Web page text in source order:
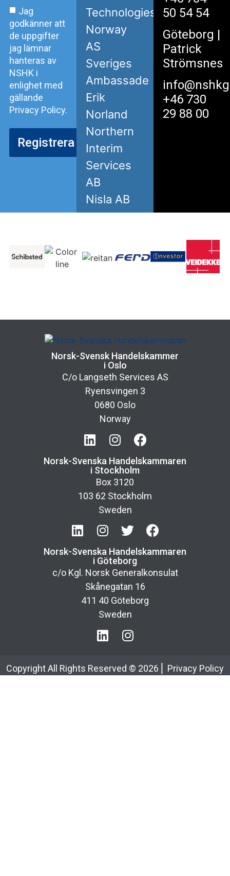
Jag
godkänner att
de uppgifter
jag lämnar
hanteras av
NSHK i
enlighet med
gällande
Privacy Policy.
Registrera
Technologies
Norway
AS
Sveriges
Ambassade
Erik
Norland
Northern
Interim
Services
AB
Nisla AB
50 54 54
Göteborg |
Patrick
Strömsnes
+46 730
29 88 00
Norsk-Svensk Handelskammer
i Oslo
C/o Langseth Services AS
Ryensvingen 3
0680 Oslo
Norway
Norsk-Svenska Handelskammaren
i Stockholm
Box 3120
103 62 Stockholm
Sweden
Norsk-Svenska Handelskammaren
i Göteborg
c/o Kgl. Norsk Generalkonsulat
Skånegatan 16
411 40 Göteborg
Sweden
Copyright All Rights Reserved © 2026 Privacy Policy